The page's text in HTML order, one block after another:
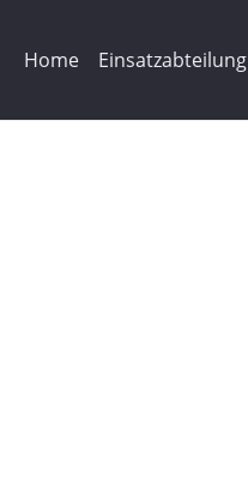
Home Einsatzabteilung